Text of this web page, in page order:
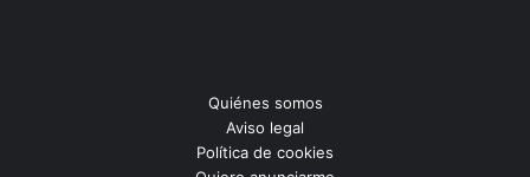
Quiénes somos
Aviso legal
Política de cookies